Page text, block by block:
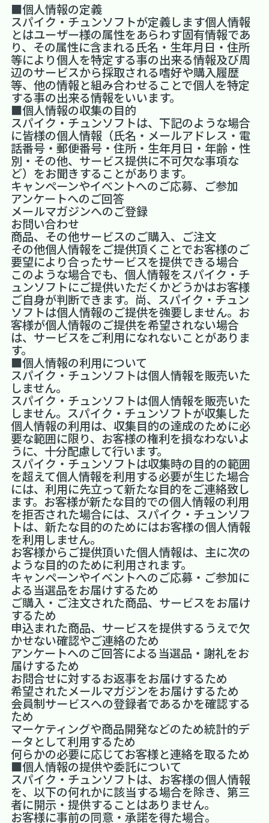
■個人情報の定義
スパイク・チュンソフトが定義します個人情報
とはユーザー様の属性をあらわす固有情報であ
り、その属性に含まれる氏名・生年月日・住所
等により個人を特定する事の出来る情報及び周
辺のサービスから採取される嗜好や購入履歴
等、他の情報と組み合わせることで個人を特定
する事の出来る情報をいいます。
■個人情報の収集の目的
スパイク・チュンソフトは、下記のような場合
に皆様の個人情報（氏名・メールアドレス・電
話番号・郵便番号・住所・生年月日・年齢・性
別・その他、サービス提供に不可欠な事項な
ど）をお聞きすることがあります。
キャンペーンやイベントへのご応募、ご参加
アンケートへのご回答
メールマガジンへのご登録
お問い合わせ
商品、その他サービスのご購入、ご注文
その他個人情報をご提供頂くことでお客様のご
要望により合ったサービスを提供できる場合
このような場合でも、個人情報をスパイク・チ
ュンソフトにご提供いただくかどうかはお客様
ご自身が判断できます。尚、スパイク・チュン
ソフトは個人情報のご提供を強要しません。お
客様が個人情報のご提供を希望されない場合
は、サービスをご利用になれないことがありま
す。
■個人情報の利用について
スパイク・チュンソフトは個人情報を販売いた
しません。
スパイク・チュンソフトは個人情報を販売いた
しません。スパイク・チュンソフトが収集した
個人情報の利用は、収集目的の達成のために必
要な範囲に限り、お客様の権利を損なわないよ
うに、十分配慮して行います。
スパイク・チュンソフトは収集時の目的の範囲
を超えて個人情報を利用する必要が生じた場合
には、利用に先立って新たな目的をご連絡致し
ます。お客様が新たな目的での個人情報の利用
を拒否された場合には、スパイク・チュンソフ
トは、新たな目的のためにはお客様の個人情報
を利用しません。
お客様からご提供頂いた個人情報は、主に次の
ような目的のために利用されます。
キャンペーンやイベントへのご応募・ご参加に
よる当選品をお届けするため
ご購入・ご注文された商品、サービスをお届け
するため
申込まれた商品、サービスを提供するうえで欠
かせない確認やご連絡のため
アンケートへのご回答による当選品・謝礼をお
届けするため
お問合せに対するお返事をお届けするため
希望されたメールマガジンをお届けするため
会員制サービスへの登録者であるかを確認する
ため
マーケティングや商品開発などのため統計的デ
ータとして利用するため
何らかの必要に応じてお客様と連絡を取るため
■個人情報の提供や委託について
スパイク・チュンソフトは、お客様の個人情報
を、以下の何れかに該当する場合を除き、第三
者に開示・提供することはありません。
お客様に事前の同意・承諾を得た場合。